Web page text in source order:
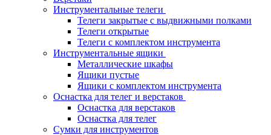
Инструментальные телеги
Телеги закрытые с выдвижными полками
Телеги открытые
Телеги с комплектом инструмента
Инструментальные ящики
Металлические шкафы
Ящики пустые
Ящики с комплектом инструмента
Оснастка для телег и верстаков
Оснастка для верстаков
Оснастка для телег
Сумки для инструментов